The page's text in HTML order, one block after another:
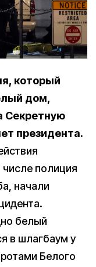
который
дом,
Секретную
президента.
полиция
начали
белый
в шлагбаум у
Белого